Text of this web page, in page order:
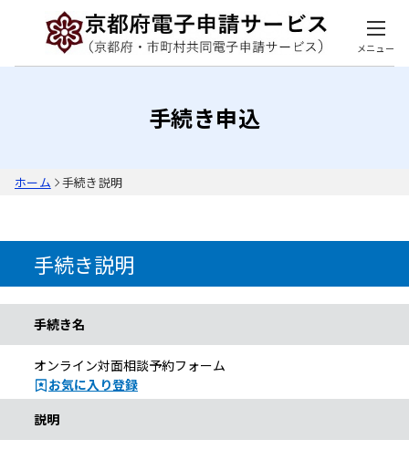
メニュー
手続き申込
ホーム 手続き説明
手続き説明
手続き名
オンライン対面相談予約フォーム
お気に入り登録
説明